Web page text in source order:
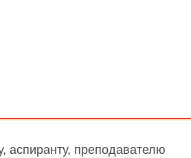
аспиранту, преподавателю